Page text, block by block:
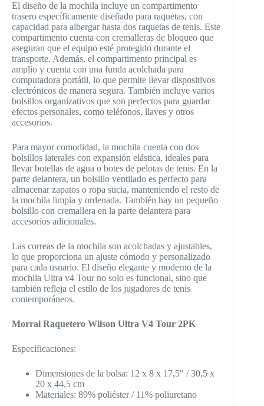
El diseño de la mochila incluye un compartimento
trasero específicamente diseñado para raquetas, con
capacidad para albergar hasta dos raquetas de tenis. Este
compartimento cuenta con cremalleras de bloqueo que
aseguran que el equipo esté protegido durante el
transporte. Además, el compartimento principal es
amplio y cuenta con una funda acolchada para
computadora portátil, lo que permite llevar dispositivos
electrónicos de manera segura. También incluye varios
bolsillos organizativos que son perfectos para guardar
efectos personales, como teléfonos, llaves y otros
accesorios.
Para mayor comodidad, la mochila cuenta con dos
bolsillos laterales con expansión elástica, ideales para
llevar botellas de agua o botes de pelotas de tenis. En la
parte delantera, un bolsillo ventilado es perfecto para
almacenar zapatos o ropa sucia, manteniendo el resto de
la mochila limpia y ordenada. También hay un pequeño
bolsillo con cremallera en la parte delantera para
accesorios adicionales.
Las correas de la mochila son acolchadas y ajustables,
lo que proporciona un ajuste cómodo y personalizado
para cada usuario. El diseño elegante y moderno de la
mochila Ultra v4 Tour no solo es funcional, sino que
también refleja el estilo de los jugadores de tenis
contemporáneos.
Morral Raquetero Wilson Ultra V4 Tour 2PK
Especificaciones:
Dimensiones de la bolsa: 12 x 8 x 17,5″ / 30,5 x
20 x 44,5 cm
Materiales: 89% poliéster / 11% poliuretano